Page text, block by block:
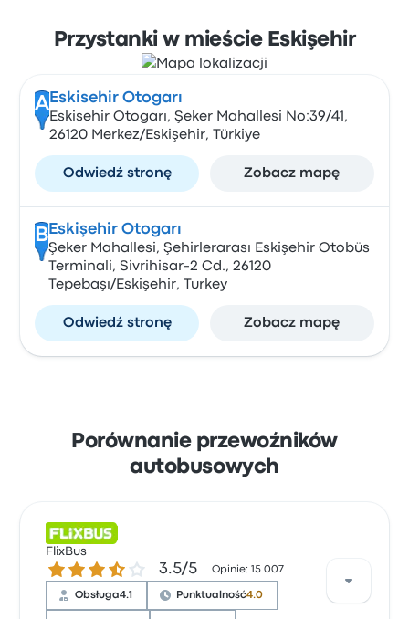
Przystanki w mieście Eskişehir
A Eskisehir Otogarı
Eskisehir Otogarı, Şeker Mahallesi No:39/41,
26120 Merkez/Eskişehir, Türkiye
Odwiedź stronę Zobacz mapę
B Eskişehir Otogarı
Şeker Mahallesi, Şehirlerarası Eskişehir Otobüs
Terminali, Sivrihisar-2 Cd., 26120
Tepebaşı/Eskişehir, Turkey
Odwiedź stronę Zobacz mapę
Porównanie przewoźników
autobusowych
FlixBus
3.5 gwiazdek w skali do 5
3.5/5 Opinie: 15 007
Obsługa4.1 Punktualność4.0